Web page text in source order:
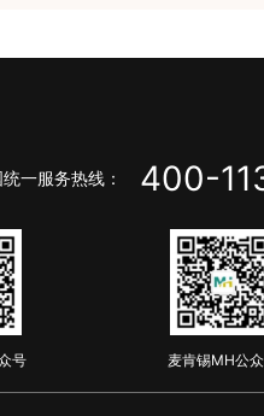
一服务热线： 400-
号 麦肯锡MH公